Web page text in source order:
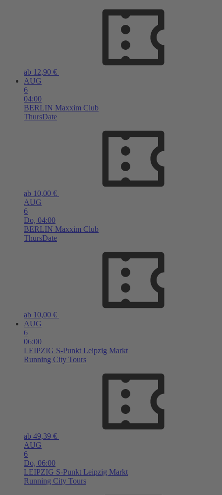
ab 12,90 €
AUG
6
04:00
BERLIN Maxxim Club
ThursDate
ab 10,00 €
AUG
6
Do, 04:00
BERLIN Maxxim Club
ThursDate
ab 10,00 €
AUG
6
06:00
LEIPZIG S-Punkt Leipzig Markt
Running City Tours
ab 49,39 €
AUG
6
Do, 06:00
LEIPZIG S-Punkt Leipzig Markt
Running City Tours